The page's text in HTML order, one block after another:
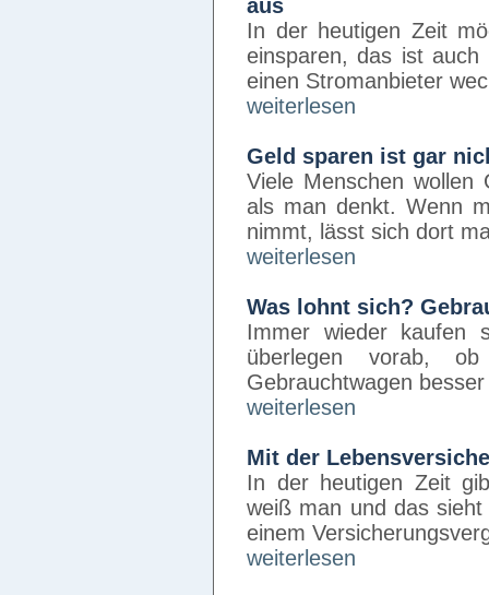
aus
In der heutigen Zeit
einsparen, das ist
einen Stromanbieter
weiterlesen
Geld sparen ist gar
Viele Menschen wollen
als man denkt. Wenn
nimmt, lässt sich dort
weiterlesen
Was lohnt sich?
Immer wieder kaufen
überlegen vorab,
Gebrauchtwagen
weiterlesen
Mit der
In der heutigen Zeit
weiß man und das
einem
weiterlesen